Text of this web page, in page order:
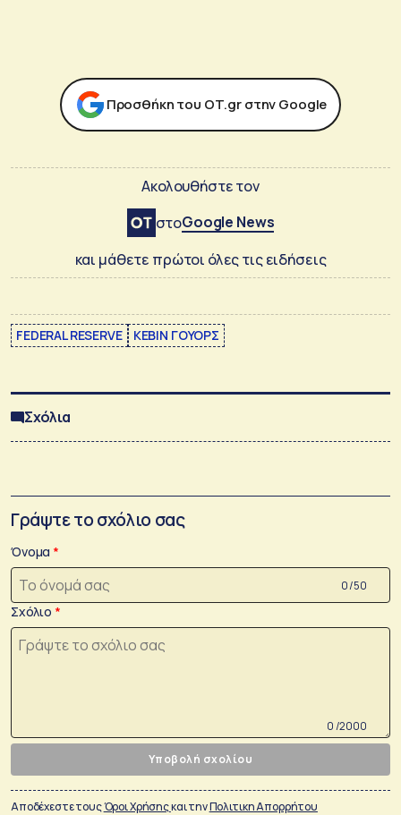
Προσθήκη του ΟΤ.gr στην Google
Ακολουθήστε τον
στοGoogle News
και μάθετε πρώτοι όλες τις ειδήσεις
FEDERAL RESERVE ΚΕΒΙΝ ΓΟΥΟΡΣ
Σχόλια
Γράψτε το σχόλιο σας
Όνομα
0 /50
Σχόλιο
0 /2000
Υποβολή σχολίου
Αποδέχεστε τουςΌροι Χρήσηςκαι τηνΠολιτικη Απορρήτου